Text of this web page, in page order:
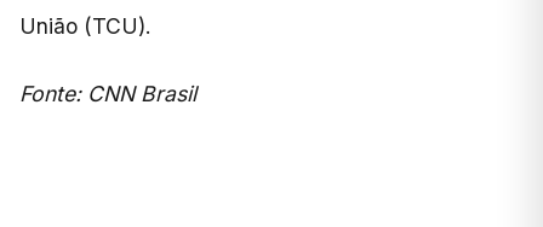
União (TCU).
Fonte: CNN Brasil